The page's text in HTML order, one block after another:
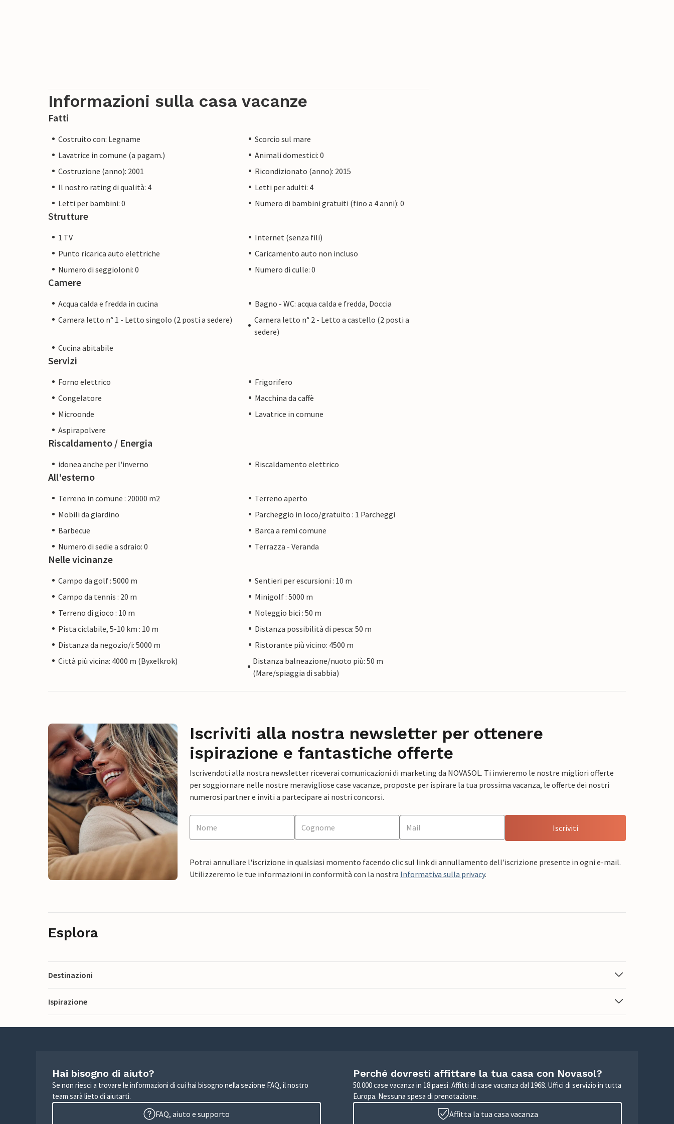
Informazioni sulla casa vacanze
Fatti
Costruito con: Legname
Scorcio sul mare
Lavatrice in comune (a pagam.)
Animali domestici: 0
Costruzione (anno): 2001
Ricondizionato (anno): 2015
Il nostro rating di qualità: 4
Letti per adulti: 4
Letti per bambini: 0
Numero di bambini gratuiti (fino a 4 anni): 0
Strutture
1 TV
Internet (senza fili)
Punto ricarica auto elettriche
Caricamento auto non incluso
Numero di seggioloni: 0
Numero di culle: 0
Camere
Acqua calda e fredda in cucina
Bagno - WC: acqua calda e fredda, Doccia
Camera letto n° 1 - Letto singolo (2 posti a sedere)
Camera letto n° 2 - Letto a castello (2 posti a
sedere)
Cucina abitabile
Servizi
Forno elettrico
Frigorifero
Congelatore
Macchina da caffè
Microonde
Lavatrice in comune
Aspirapolvere
Riscaldamento / Energia
idonea anche per l'inverno Riscaldamento elettrico
All'esterno
Terreno in comune : 20000 m2
Terreno aperto
Mobili da giardino
Parcheggio in loco/gratuito : 1 Parcheggi
Barbecue
Barca a remi comune
Numero di sedie a sdraio: 0
Terrazza - Veranda
Nelle vicinanze
Campo da golf : 5000 m
Sentieri per escursioni : 10 m
Campo da tennis : 20 m
Minigolf : 5000 m
Terreno di gioco : 10 m
Noleggio bici : 50 m
Pista ciclabile, 5-10 km : 10 m
Distanza possibilità di pesca: 50 m
Distanza da negozio/i: 5000 m
Ristorante più vicino: 4500 m
Città più vicina: 4000 m (Byxelkrok)
Distanza balneazione/nuoto più: 50 m
(Mare/spiaggia di sabbia)
Iscriviti alla nostra newsletter per ottenere
ispirazione e fantastiche offerte
Iscrivendoti alla nostra newsletter riceverai comunicazioni di marketing da NOVASOL. Ti invieremo le nostre migliori offerte
per soggiornare nelle nostre meravigliose case vacanze, proposte per ispirare la tua prossima vacanza, le offerte dei nostri
numerosi partner e inviti a partecipare ai nostri concorsi.
Iscriviti
Potrai annullare l'iscrizione in qualsiasi momento facendo clic sul link di annullamento dell'iscrizione presente in ogni e-mail.
Utilizzeremo le tue informazioni in conformità con la nostra Informativa sulla privacy.
Esplora
Destinazioni
Ispirazione
Hai bisogno di aiuto?
Se non riesci a trovare le informazioni di cui hai bisogno nella sezione FAQ, il nostro
team sarà lieto di aiutarti.
FAQ, aiuto e supporto
Perché dovresti affittare la tua casa con Novasol?
50.000 case vacanza in 18 paesi. Affitti di case vacanza dal 1968. Uffici di servizio in tutta
Europa. Nessuna spesa di prenotazione.
Affitta la tua casa vacanza